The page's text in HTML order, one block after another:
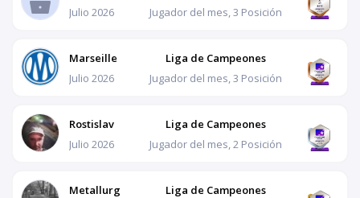
Julio 2026
Jugador del mes, 3 Posición
Marseille
Julio 2026
Liga de Campeones
Jugador del mes, 3 Posición
Rostislav
Julio 2026
Liga de Campeones
Jugador del mes, 2 Posición
Metallurg
Liga de Campeones